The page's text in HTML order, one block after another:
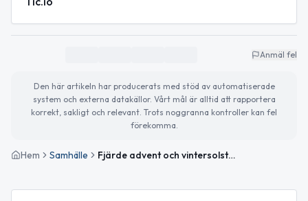
Anmäl fel
Den här artikeln har producerats med stöd av automatiserade
system och externa datakällor. Vårt mål är alltid att rapportera
korrekt, sakligt och relevant. Trots noggranna kontroller kan fel
förekomma.
Hem Samhälle Fjärde advent och vintersolståndet – väder och viktiga nyheter för Gislaved